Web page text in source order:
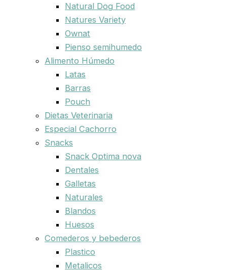
Natural Dog Food
Natures Variety
Ownat
Pienso semihumedo
Alimento Húmedo
Latas
Barras
Pouch
Dietas Veterinaria
Especial Cachorro
Snacks
Snack Optima nova
Dentales
Galletas
Naturales
Blandos
Huesos
Comederos y bebederos
Plastico
Metalicos